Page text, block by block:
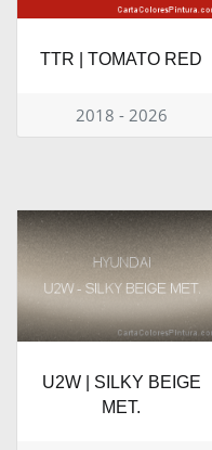
TTR | TOMATO RED
2018 - 2026
U2W | SILKY BEIGE
MET.